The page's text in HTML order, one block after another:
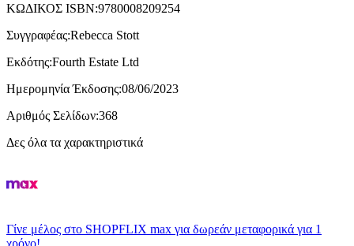
ΚΩΔΙΚΟΣ ISBN:9780008209254
Συγγραφέας:Rebecca Stott
Εκδότης:Fourth Estate Ltd
Ημερομηνία Έκδοσης:08/06/2023
Αριθμός Σελίδων:368
Δες όλα τα χαρακτηριστικά
Γίνε μέλος στο SHOPFLIX max για δωρεάν μεταφορικά για 1
χρόνο!